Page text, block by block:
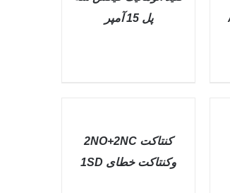
پل 15 آمپر
VIEW
کنتاکت 2NO+2NC
وکنتاکت خطای 1SD